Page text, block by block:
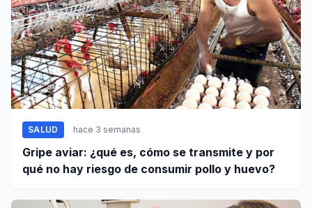
SALUD hace 3 semanas
Gripe aviar: ¿qué es, cómo se transmite y por
qué no hay riesgo de consumir pollo y huevo?